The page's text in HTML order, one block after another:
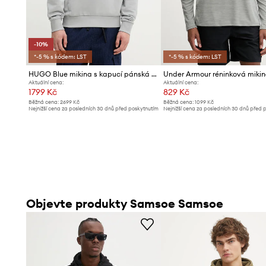
-10%
*-5 % s kódem: LST
HUGO Blue mikina s kapucí pánská bavlněná Nalonso
Aktuální cena:
1799 Kč
Běžná cena: 2699 Kč
Nejnižší cena za posledních 30 dnů před poskytnutím
*-5 % s kódem: LST
Aktuální cena:
829 Kč
Běžná cena:1099 Kč
Nejnižší cena za posledních 30 dnů před
Objevte produkty Samsoe Samsoe